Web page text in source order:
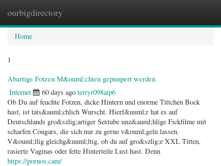
ourbigdirectory
Home
1
Abartige Fotzen M&ouml;chten gepimpert werden
Internet 60 days ago terryr098aip6
Ob Du auf feuchte Fotzen, dicke Hintern und enorme Tittchen Bock
hast, ist tats&auml;chlich Wurscht. Hierf&uuml;r hat es auf
Deutschlands gro&szlig;artiger Sextube unz&auml;hlige Fickfilme mit
scharfen Cougars, die sich nur zu gerne v&ouml;geln lassen.
V&ouml;llig gleichg&uuml;ltig, ob du auf gro&szlig;e XXL Titten,
rasierte Vaginas oder fette Hinterteile Lust hast. Denn
https://pornos.cam/